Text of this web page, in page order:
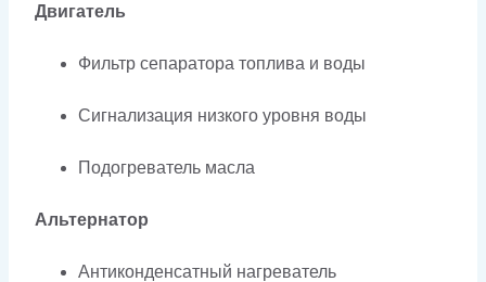
Двигатель
Фильтр сепаратора топлива и воды
Сигнализация низкого уровня воды
Подогреватель масла
Альтернатор
Антиконденсатный нагреватель